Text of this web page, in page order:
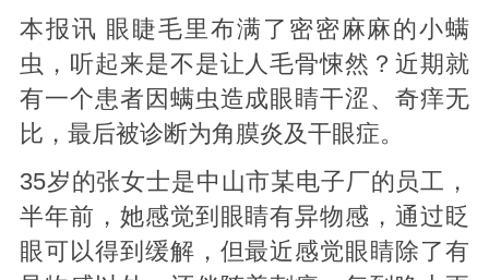
本报讯 眼睫毛里布满了密密麻麻的小螨
虫，听起来是不是让人毛骨悚然？近期就
有一个患者因螨虫造成眼睛干涩、奇痒无
比，最后被诊断为角膜炎及干眼症。
35岁的张女士是中山市某电子厂的员工，
半年前，她感觉到眼睛有异物感，通过眨
眼可以得到缓解，但最近感觉眼睛除了有